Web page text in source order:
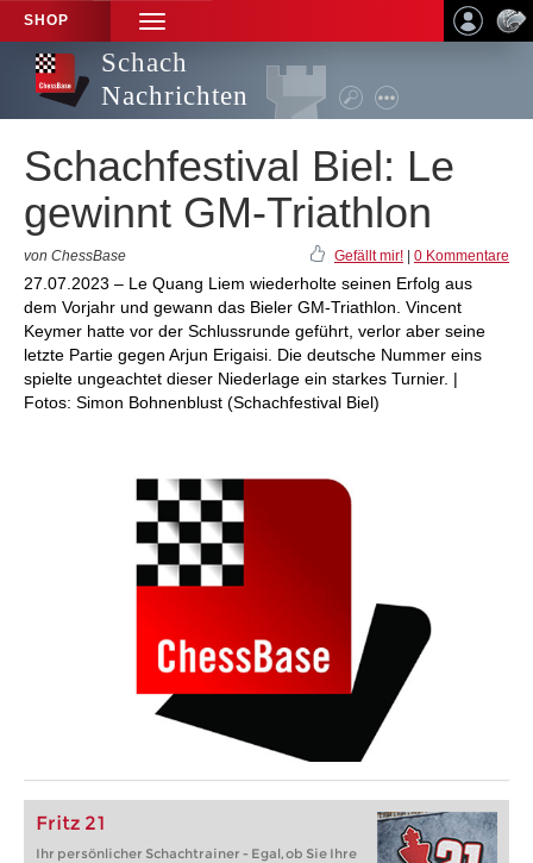
SHOP
TOGGLE
NAVIGATION
Schach
Nachrichten
Schachfestival Biel: Le
gewinnt GM-Triathlon
von ChessBase Gefällt mir! 0 Kommentare
27.07.2023 – Le Quang Liem wiederholte seinen Erfolg aus
dem Vorjahr und gewann das Bieler GM-Triathlon. Vincent
Keymer hatte vor der Schlussrunde geführt, verlor aber seine
letzte Partie gegen Arjun Erigaisi. Die deutsche Nummer eins
spielte ungeachtet dieser Niederlage ein starkes Turnier. |
Fotos: Simon Bohnenblust (Schachfestival Biel)
Fritz 21
Ihr persönlicher Schachtrainer - Egal, ob Sie Ihre